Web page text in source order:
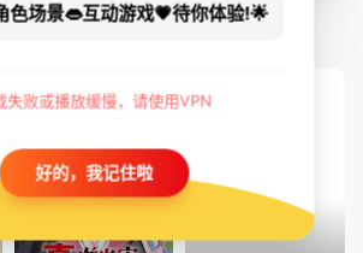
色场景👄互动游戏💗待你体验!🌟
失败或播放缓慢，请使用VPN
好的，我记住啦